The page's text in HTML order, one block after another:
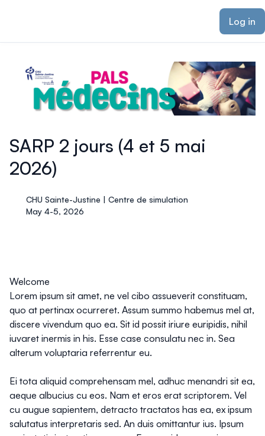
Log in
SARP 2 jours (4 et 5 mai
2026)
CHU Sainte-Justine | Centre de simulation
May 4-5, 2026
Welcome
Lorem ipsum sit amet, ne vel cibo assueverit constituam,
quo at pertinax ocurreret. Assum summo habemus mel at,
discere vivendum quo ea. Sit id possit iriure euripidis, nihil
iuvaret inermis in his. Esse case consulatu nec in. Sea
alterum voluptaria referrentur eu.
Ei tota aliquid comprehensam mel, adhuc menandri sit ea,
aeque albucius cu eos. Nam et eros erat scriptorem. Vel
cu augue sapientem, detracto tractatos has ea, ex ipsum
salutatus interpretaris sed. An duis omittantur ius. Ipsum